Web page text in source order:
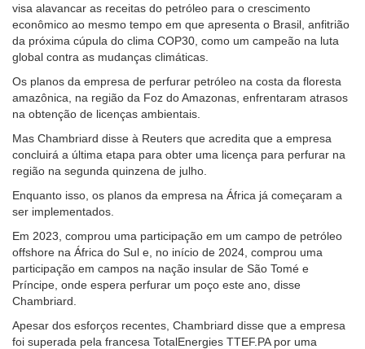
visa alavancar as receitas do petróleo para o crescimento
econômico ao mesmo tempo em que apresenta o Brasil, anfitrião
da próxima cúpula do clima COP30, como um campeão na luta
global contra as mudanças climáticas.
Os planos da empresa de perfurar petróleo na costa da floresta
amazônica, na região da Foz do Amazonas, enfrentaram atrasos
na obtenção de licenças ambientais.
Mas Chambriard disse à Reuters que acredita que a empresa
concluirá a última etapa para obter uma licença para perfurar na
região na segunda quinzena de julho.
Enquanto isso, os planos da empresa na África já começaram a
ser implementados.
Em 2023, comprou uma participação em um campo de petróleo
offshore na África do Sul e, no início de 2024, comprou uma
participação em campos na nação insular de São Tomé e
Príncipe, onde espera perfurar um poço este ano, disse
Chambriard.
Apesar dos esforços recentes, Chambriard disse que a empresa
foi superada pela francesa TotalEnergies TTEF.PA por uma